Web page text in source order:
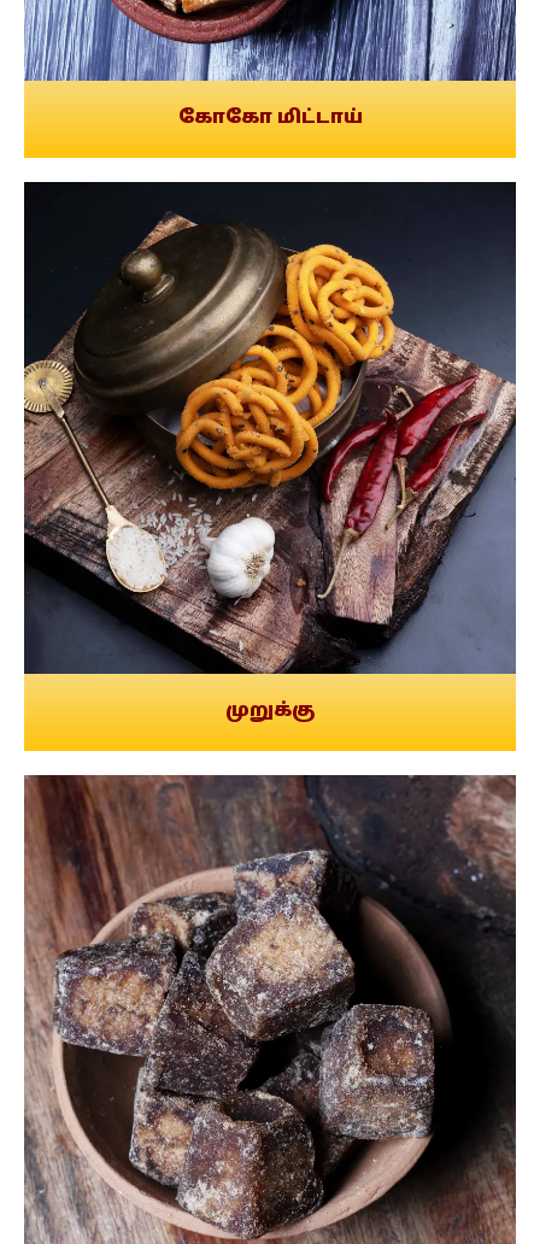
கோகோ மிட்டாய்
முறுக்கு